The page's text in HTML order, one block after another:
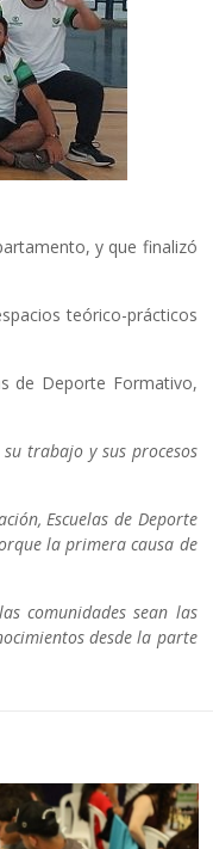
y que finalizó
teórico-prácticos
de Deporte Formativo,
trabajo y sus procesos
Escuelas de Deporte
la primera causa de
comunidades sean las
desde la parte